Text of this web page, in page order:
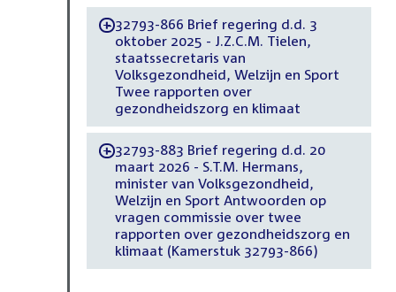
-32793-866 Brief regering d.d. 3
oktober 2025 - J.Z.C.M. Tielen,
staatssecretaris van
Volksgezondheid, Welzijn en Sport
Twee rapporten over
gezondheidszorg en klimaat
-32793-883 Brief regering d.d. 20
maart 2026 - S.T.M. Hermans,
minister van Volksgezondheid,
Welzijn en Sport Antwoorden op
vragen commissie over twee
rapporten over gezondheidszorg en
klimaat (Kamerstuk 32793-866)